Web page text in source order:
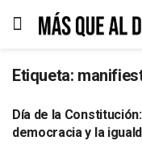
Etiqueta:
ACTUALIDAD
Día de la
democracia y la